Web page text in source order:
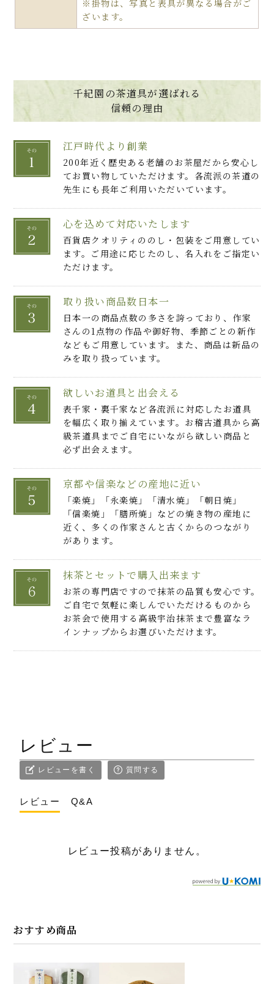
※掛物は、写真と表具が異なる場合がご
ざいます。
千紀園の茶道具が選ばれる
信頼の理由
江戸時代より創業
200年近く歴史ある老舗のお茶屋だから安心し
てお買い物していただけます。各流派の茶道の
先生にも長年ご利用いただいています。
心を込めて対応いたします
百貨店クオリティののし・包装をご用意してい
ます。ご用途に応じたのし、名入れをご指定い
ただけます。
取り扱い商品数日本一
日本一の商品点数の多さを誇っており、作家
さんの1点物の作品や御好物、季節ごとの新作
などもご用意しています。また、商品は新品の
みを取り扱っています。
欲しいお道具と出会える
表千家・裏千家など各流派に対応したお道具
を幅広く取り揃えています。お稽古道具から高
級茶道具までご自宅にいながら欲しい商品と
必ず出会えます。
京都や信楽などの産地に近い
「楽焼」「永楽焼」「清水焼」「朝日焼」
「信楽焼」「膳所焼」などの焼き物の産地に
近く、多くの作家さんと古くからのつながり
があります。
抹茶とセットで購入出来ます
お茶の専門店ですので抹茶の品質も安心です。
ご自宅で気軽に楽しんでいただけるものから
お茶会で使用する高級宇治抹茶まで豊富なラ
インナップからお選びいただけます。
レビュー
レビューを書く 質問する
レビュー Q&A
レビュー投稿がありません。
おすすめ商品